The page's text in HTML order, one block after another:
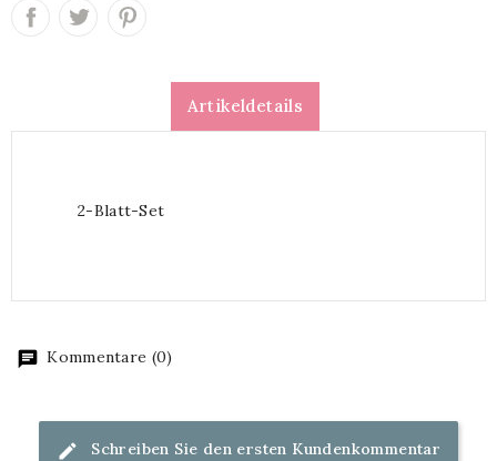
Artikeldetails
2-Blatt-Set
Kommentare (0)
Schreiben Sie den ersten Kundenkommentar